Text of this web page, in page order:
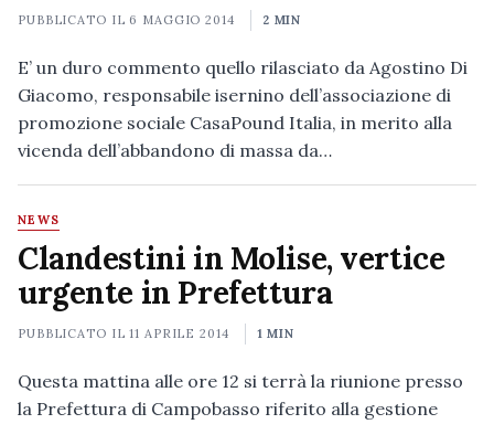
PUBBLICATO IL 6 MAGGIO 2014 2 MIN
E’ un duro commento quello rilasciato da Agostino Di
Giacomo, responsabile isernino dell’associazione di
promozione sociale CasaPound Italia, in merito alla
vicenda dell’abbandono di massa da…
NEWS
Clandestini in Molise, vertice
urgente in Prefettura
PUBBLICATO IL11 APRILE 2014 1 MIN
Questa mattina alle ore 12 si terrà la riunione presso
la Prefettura di Campobasso riferito alla gestione